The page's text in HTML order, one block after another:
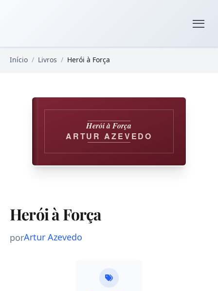
Início / Livros / Herói à Força
Herói à Força
ARTUR AZEVEDO
Herói à Força
porArtur Azevedo